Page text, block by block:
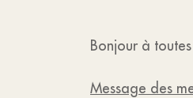
Bonjour à
Message des